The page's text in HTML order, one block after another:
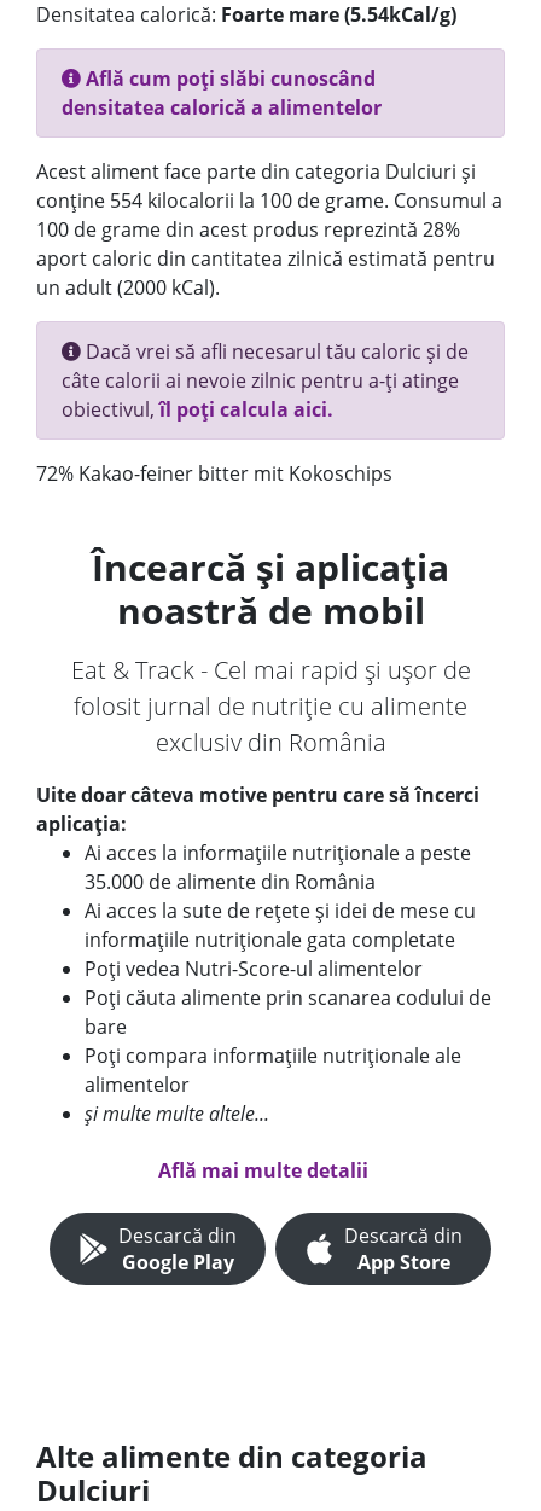
Densitatea calorică: Foarte mare (5.54kCal/g)
Află cum poți slăbi cunoscând
densitatea calorică a alimentelor
Acest aliment face parte din categoria Dulciuri și
conține 554 kilocalorii la 100 de grame. Consumul a
100 de grame din acest produs reprezintă 28%
aport caloric din cantitatea zilnică estimată pentru
un adult (2000 kCal).
Dacă vrei să afli necesarul tău caloric și de
câte calorii ai nevoie zilnic pentru a-ți atinge
obiectivul,îl poți calcula aici.
72% Kakao-feiner bitter mit Kokoschips
Încearcă și aplicația
noastră de mobil
Eat & Track - Cel mai rapid și ușor de
folosit jurnal de nutriție cu alimente
exclusiv din România
Uite doar câteva motive pentru care să încerci
aplicația:
Ai acces la informațiile nutriționale a peste
35.000 de alimente din România
Ai acces la sute de rețete și idei de mese cu
informațiile nutriționale gata completate
Poți vedea Nutri-Score-ul alimentelor
Poți căuta alimente prin scanarea codului de
bare
Poți compara informațiile nutriționale ale
alimentelor
și multe multe altele...
Află mai multe detalii
Descarcă din
Google Play
Descarcă din
App Store
Alte alimente din categoria
Dulciuri